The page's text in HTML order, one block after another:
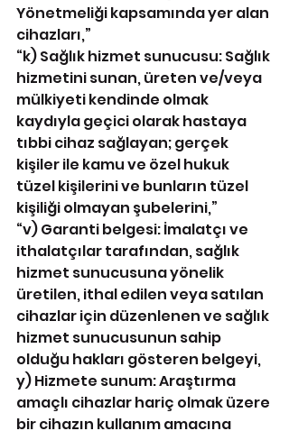
Yönetmeliği kapsamında yer alan
cihazları,”
“k) Sağlık hizmet sunucusu: Sağlık
hizmetini sunan, üreten ve/veya
mülkiyeti kendinde olmak
kaydıyla geçici olarak hastaya
tıbbi cihaz sağlayan; gerçek
kişiler ile kamu ve özel hukuk
tüzel kişilerini ve bunların tüzel
kişiliği olmayan şubelerini,”
“v) Garanti belgesi: İmalatçı ve
ithalatçılar tarafından, sağlık
hizmet sunucusuna yönelik
üretilen, ithal edilen veya satılan
cihazlar için düzenlenen ve sağlık
hizmet sunucusunun sahip
olduğu hakları gösteren belgeyi,
y) Hizmete sunum: Araştırma
amaçlı cihazlar hariç olmak üzere
bir cihazın kullanım amacına